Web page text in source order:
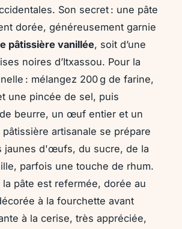
Son secret : une pâte
dorée, généreusement garnie
pâtissière vanillée, soit d’une
noires d’Itxassou. Pour la
: mélangez 200 g de farine,
une pincée de sel, puis
beurre, un œuf entier et un
artisanale se prépare
jaunes d'œufs, du sucre, de la
parfois une touche de rhum.
pâte est refermée, dorée au
à la fourchette avant
à la cerise, très appréciée,